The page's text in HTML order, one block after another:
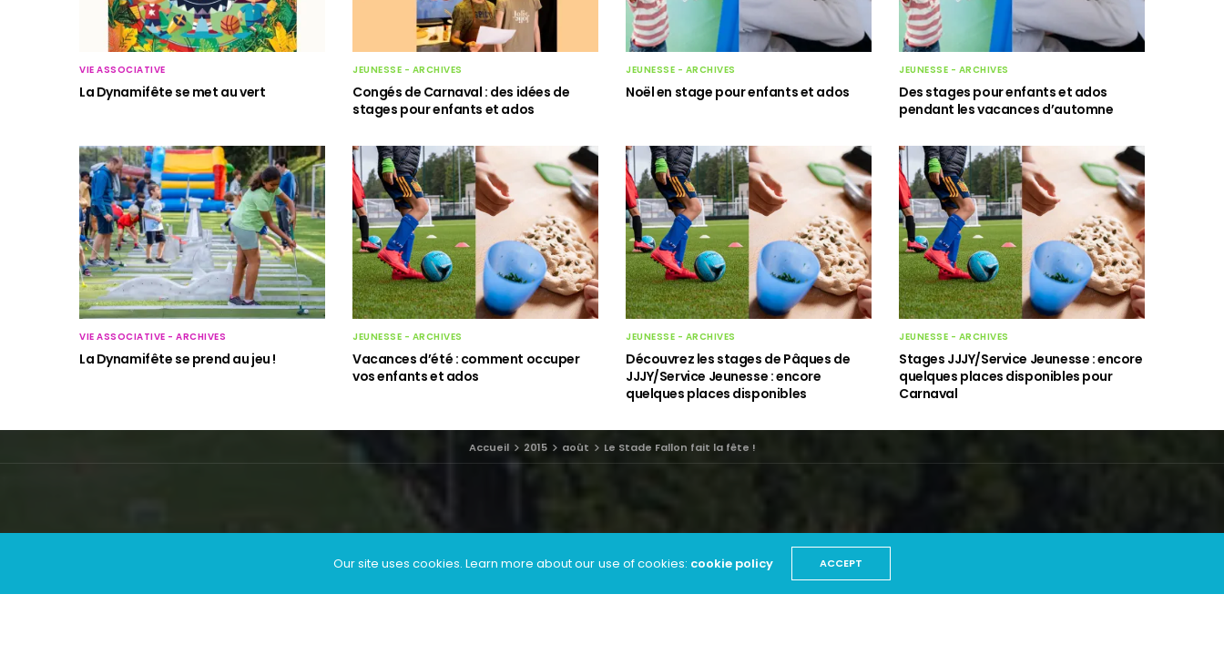
VIE ASSOCIATIVE
La Dynamifête se met au vert
JEUNESSE - ARCHIVES
Congés de Carnaval : des idées de
stages pour enfants et ados
JEUNESSE - ARCHIVES
Noël en stage pour enfants et ados
JEUNESSE - ARCHIVES
Des stages pour enfants et ados
pendant les vacances d’automne
VIE ASSOCIATIVE - ARCHIVES
La Dynamifête se prend au jeu !
JEUNESSE - ARCHIVES
Vacances d’été : comment occuper
vos enfants et ados
JEUNESSE - ARCHIVES
Découvrez les stages de Pâques de
JJJY/Service Jeunesse : encore
quelques places disponibles
JEUNESSE - ARCHIVES
Stages JJJY/Service Jeunesse : encore
quelques places disponibles pour
Carnaval
Accueil 2015 août Le Stade Fallon fait la fête !
Our site uses cookies. Learn more about our use of cookies: cookie policy ACCEPT